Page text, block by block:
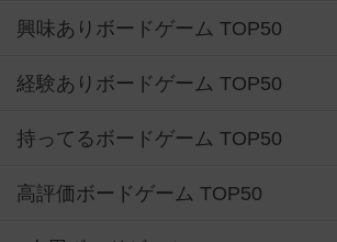
興味ありボードゲーム TOP50
経験ありボードゲーム TOP50
持ってるボードゲーム TOP50
高評価ボードゲーム TOP50